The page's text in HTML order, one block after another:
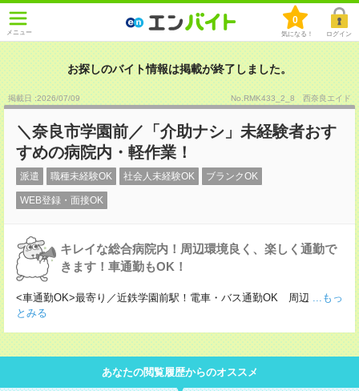
メニュー
0
気になる！ ログイン
お探しのバイト情報は掲載が終了しました。
掲載日 :2026/07/09 No.RMK433_2_8 西奈良エイド
＼奈良市学園前／「介助ナシ」未経験者おす
すめの病院内・軽作業！
派遣 職種未経験OK 社会人未経験OK ブランクOK
WEB登録・面接OK
キレイな総合病院内！周辺環境良く、楽しく通勤で
きます！車通勤もOK！
<車通勤OK>最寄り／近鉄学園前駅！電車・バス通勤OK 周辺 ...もっ
とみる
あなたの閲覧履歴からのオススメ